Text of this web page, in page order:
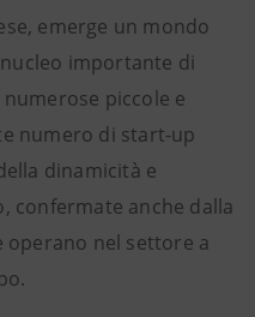
emerge un mondo
importante di
piccole e
numero di start-up
dinamicità e
confermate anche dalla
operano nel settore a